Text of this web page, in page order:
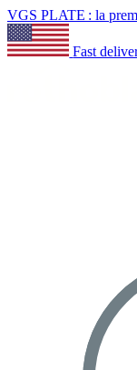
VGS PLATE : la
Fast